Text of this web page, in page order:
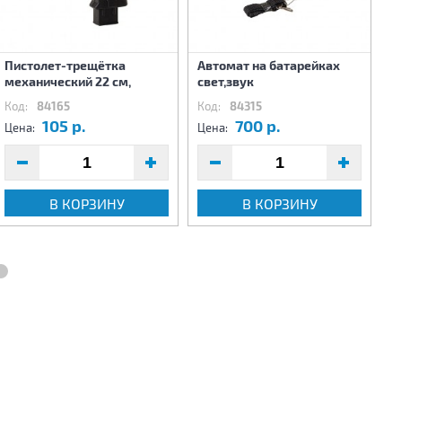
Пистолет-трещётка
механический 22 см,
Код: 84165
Цена: 105 р.
В КОРЗИНУ
Автомат на батарейках
свет,звук
Код: 84315
Цена: 700 р.
В КОРЗИНУ